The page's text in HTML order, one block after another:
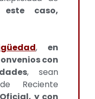
este caso,
, en
con
, sean
Reciente